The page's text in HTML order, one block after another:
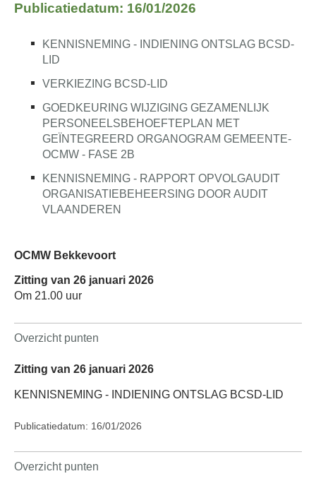
Publicatiedatum: 16/01/2026
KENNISNEMING - INDIENING ONTSLAG BCSD-
LID
VERKIEZING BCSD-LID
GOEDKEURING WIJZIGING GEZAMENLIJK
PERSONEELSBEHOEFTEPLAN MET
GEÏNTEGREERD ORGANOGRAM GEMEENTE-
OCMW - FASE 2B
KENNISNEMING - RAPPORT OPVOLGAUDIT
ORGANISATIEBEHEERSING DOOR AUDIT
VLAANDEREN
OCMW Bekkevoort
Zitting van 26 januari 2026
Om 21.00 uur
Overzicht punten
Zitting van 26 januari 2026
KENNISNEMING - INDIENING ONTSLAG BCSD-LID
Publicatiedatum: 16/01/2026
Overzicht punten